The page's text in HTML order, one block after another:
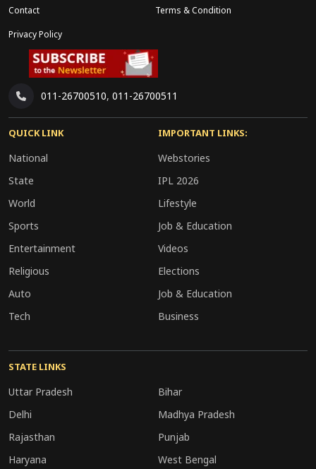
Contact
Terms & Condition
Privacy Policy
011-26700510, 011-26700511
QUICK LINK
National
State
World
Sports
Entertainment
Religious
Auto
Tech
IMPORTANT LINKS:
Webstories
IPL 2026
Lifestyle
Job & Education
Videos
Elections
Job & Education
Business
STATE LINKS
Uttar Pradesh
Bihar
Delhi
Madhya Pradesh
Rajasthan
Punjab
Haryana
West Bengal